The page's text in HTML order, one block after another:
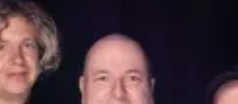
Concerti
Ristoranti
Cinema